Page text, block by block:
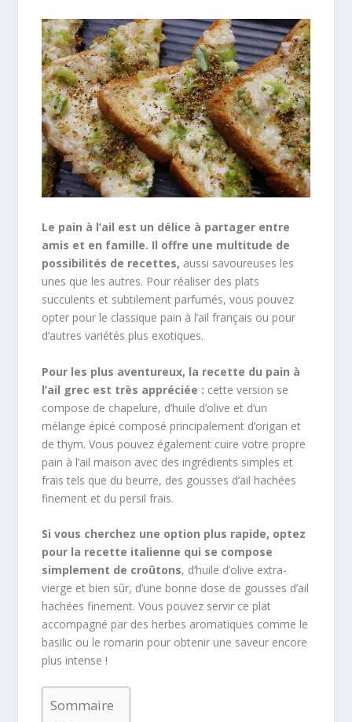
Le pain à l’ail est un délice à partager entre
amis et en famille. Il offre une multitude de
possibilités de recettes, aussi savoureuses les
unes que les autres. Pour réaliser des plats
succulents et subtilement parfumés, vous pouvez
opter pour le classique pain à l’ail français ou pour
d’autres variétés plus exotiques.
Pour les plus aventureux, la recette du pain à
l’ail grec est très appréciée : cette version se
compose de chapelure, d’huile d’olive et d’un
mélange épicé composé principalement d’origan et
de thym. Vous pouvez également cuire votre propre
pain à l’ail maison avec des ingrédients simples et
frais tels que du beurre, des gousses d’ail hachées
finement et du persil frais.
Si vous cherchez une option plus rapide, optez
pour la recette italienne qui se compose
simplement de croûtons, d’huile d’olive extra-
vierge et bien sûr, d’une bonne dose de gousses d’ail
hachées finement. Vous pouvez servir ce plat
accompagné par des herbes aromatiques comme le
basilic ou le romarin pour obtenir une saveur encore
plus intense !
Sommaire